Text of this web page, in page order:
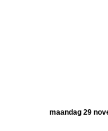
maandag 29